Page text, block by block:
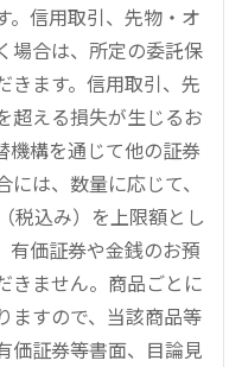
。信用取引、先物・オ
場合は、所定の委託保
きます。信用取引、先
超える損失が生じるお
機構を通じて他の証券
は、数量に応じて、
税込み）を上限額とし
有価証券や金銭のお預
きません。商品ごとに
ますので、当該商品等
価証券等書面、目論見